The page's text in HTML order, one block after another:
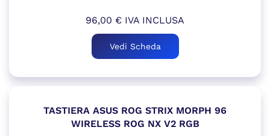
96,00 € IVA INCLUSA
Vedi Scheda
TASTIERA ASUS ROG STRIX MORPH 96
WIRELESS ROG NX V2 RGB